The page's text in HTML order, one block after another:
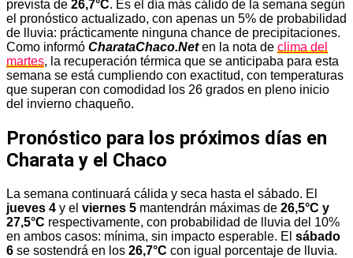
prevista de 26,7°C. Es el día más cálido de la semana según
el pronóstico actualizado, con apenas un 5% de probabilidad
de lluvia: prácticamente ninguna chance de precipitaciones.
Como informó CharataChaco.Neten la nota de clima del
martes, la recuperación térmica que se anticipaba para esta
semana se está cumpliendo con exactitud, con temperaturas
que superan con comodidad los 26 grados en pleno inicio
del invierno chaqueño.
Pronóstico para los próximos días en
Charata y el Chaco
La semana continuará cálida y seca hasta el sábado. El
jueves 4 y el viernes 5 mantendrán máximas de 26,5°C y
27,5°C respectivamente, con probabilidad de lluvia del 10%
en ambos casos: mínima, sin impacto esperable. El sábado
6 se sostendrá en los 26,7°C con igual porcentaje de lluvia.